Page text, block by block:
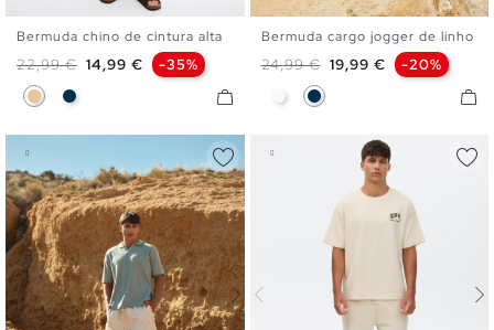
Bermuda chino de cintura alta
Preço normal
22,99 € Preço
14,99 € -35%
BegeAzul Marinho
M L
Bermuda cargo jogger de linho
Preço normal
24,99 € Preço
19,99 € -20%
BrancoAzul Marinho